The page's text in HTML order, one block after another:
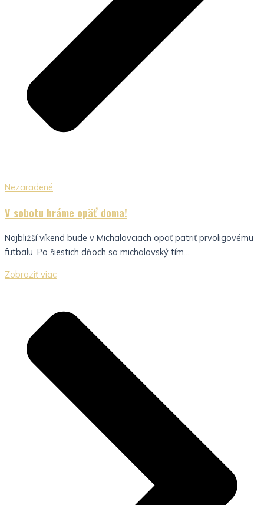
Nezaradené
V sobotu hráme opäť doma!
Najbližší víkend bude v Michalovciach opäť patriť prvoligovému
futbalu. Po šiestich dňoch sa michalovský tím...
Zobraziť viac